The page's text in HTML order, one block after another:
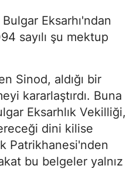
Eksarhı'ndan
sayılı şu mektup
Sinod, aldığı bir
kararlaştırdı. Buna
Eksarhlık Vekilliği,
dini kilise
Patrikhanesi'nden
bu belgeler yalnız